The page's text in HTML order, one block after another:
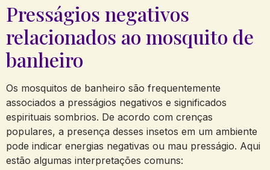
Presságios negativos
relacionados ao mosquito de
banheiro
Os mosquitos de banheiro são frequentemente
associados a presságios negativos e significados
espirituais sombrios. De acordo com crenças
populares, a presença desses insetos em um ambiente
pode indicar energias negativas ou mau presságio. Aqui
estão algumas interpretações comuns: